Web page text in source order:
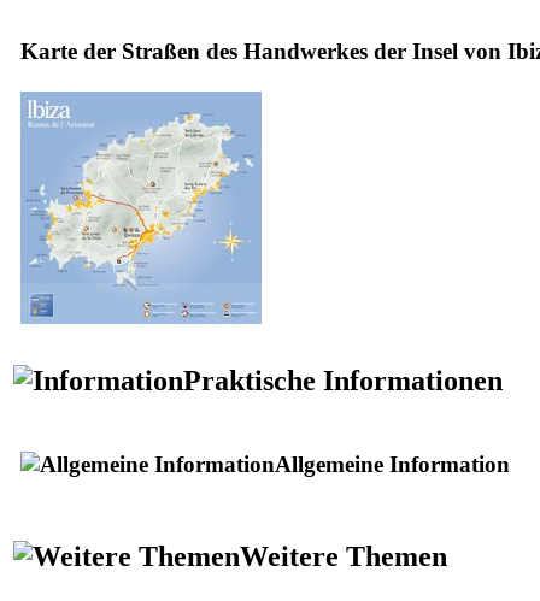
Karte der Straßen des Handwerkes der Insel von
Praktische Informationen
Allgemeine Information
Weitere Themen